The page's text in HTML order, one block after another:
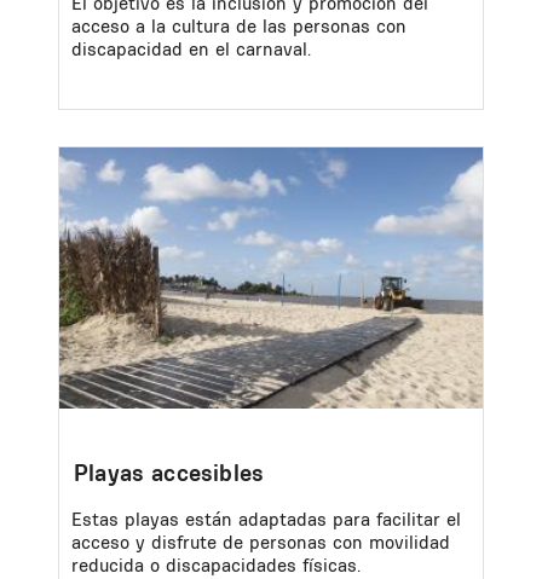
acceso a la cultura de las personas con
discapacidad en el carnaval.
Image
Playas accesibles
Estas playas están adaptadas para facilitar el
acceso y disfrute de personas con movilidad
reducida o discapacidades físicas.